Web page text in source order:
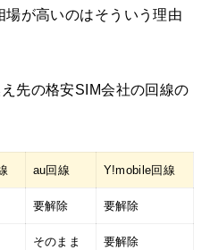
が高いのはそういう理由
先の格安SIM会社の回線の
au回線 Y!mobile回線
要解除 要解除
そのまま 要解除